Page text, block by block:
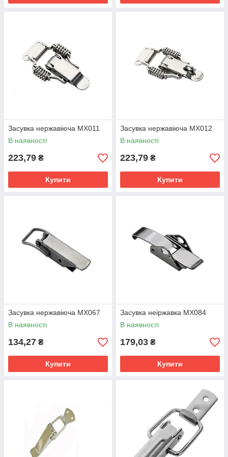
Засувка нержавіюча MX011
В наявності
223,79 ₴
Купити
Засувка нержавіюча MX012
В наявності
223,79 ₴
Купити
Засувка нержавіюча MX067
В наявності
134,27 ₴
Купити
Засувка неіржавка MX084
В наявності
179,03 ₴
Купити